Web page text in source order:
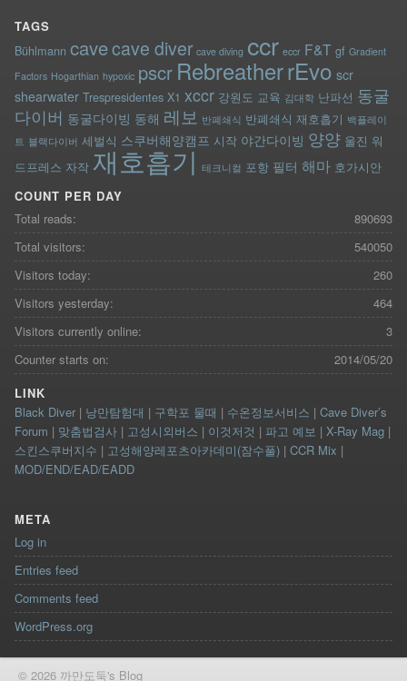
TAGS
Bühlmann cavecave diver cave diving ccr eccr F&T gf Gradient
Factors Hogarthian hypoxic pscr RebreatherrEvo scr
shearwater Trespresidentes X1 xccr 강원도 교육 김대학 난파선 동굴
다이버 동굴다이빙 동해 레보 반폐쇄식 반폐쇄식 재호흡기 백플레이
트 블랙다이버 세벌식 스쿠버해양캠프 시작 야간다이빙 양양 울진 워
드프레스 자작 재호흡기 테크니컬 포항 필터 해마 호가시안
COUNT PER DAY
890693
Total reads:
540050
Total visitors:
260
Visitors today:
464
Visitors yesterday:
3
Visitors currently online:
2014/05/20
Counter starts on:
LINK
Black Diver| 낭만탐험대 | 구학포 물때 | 수온정보서비스 | Cave Diver’s
Forum | 맞춤법검사| 고성시외버스 | 이것저것 | 파고 예보 | X-Ray Mag|
스킨스쿠버지수 | 고성해양레포츠아카데미(잠수풀)| CCR Mix |
MOD/END/EAD/EADD
META
Log in
Entries feed
Comments feed
WordPress.org
© 2026 까만도둑's Blog